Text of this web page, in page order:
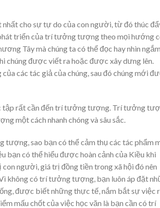
cho sự tự do của con người, từ đó thúc
triển của trí tưởng tượng theo mọi hướng
Tây mà chúng ta có thể đọc hay nhìn ngắm
chúng được viết ra hoặc được xây dưng lên.
các tác giả của chúng, sau đó chúng mới
tập rất cần đến trí tưởng tượng. Trí tưởng
một cách nhanh chóng và sâu sắc.
tượng, sao bạn có thể cảm thụ các tác phẩm
bạn có thể hiểu được hoàn cảnh của Kiều khi
con người, giá trị đồng tiền trong xã hội đó nên
không có trí tưởng tượng, bạn luôn áp đặt
được biết những thực tế, nắm bắt sự việc
mấu chốt của việc học văn là bạn cần có trí